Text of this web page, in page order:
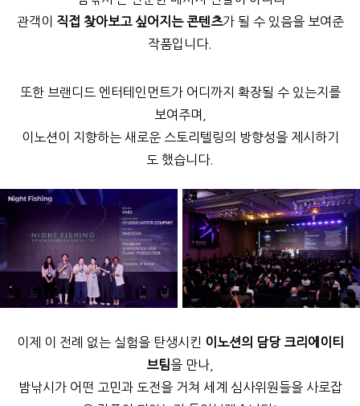
관객이 직접 찾아보고 싶어지는 콘텐츠가 될 수 있음을 보여준
작품입니다.
또한 브랜디드 엔터테인먼트가 어디까지 확장될 수 있는지를
보여주며,
이노션이 지향하는 새로운 스토리텔링의 방향성을 제시하기
도 했습니다.
이제 이 전례 없는 실험을 탄생시킨 이노션의 담당 크리에이티
브팀을 만나,
밤낚시가 어떤 고민과 도전을 거쳐 세계 심사위원들을 사로잡